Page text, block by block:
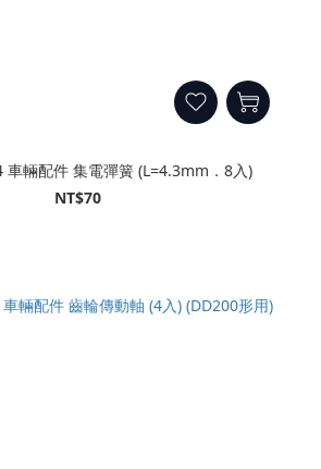
車輛配件 集電彈簧 (L=4.3mm．8入)
NT$70